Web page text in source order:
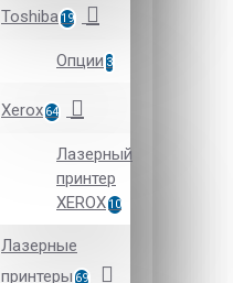
Toshiba19
Опции 3
Xerox64
Лазерный
принтер
XEROX10
Лазерные
принтеры 69